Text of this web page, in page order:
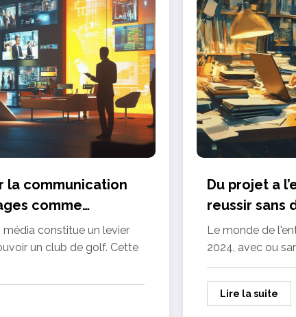
la communication
comme
promouvoir
constitue un levier
un club de golf. Cette
Du projet a
reussir sans
Le monde de
2024, avec ou
Lire la suite